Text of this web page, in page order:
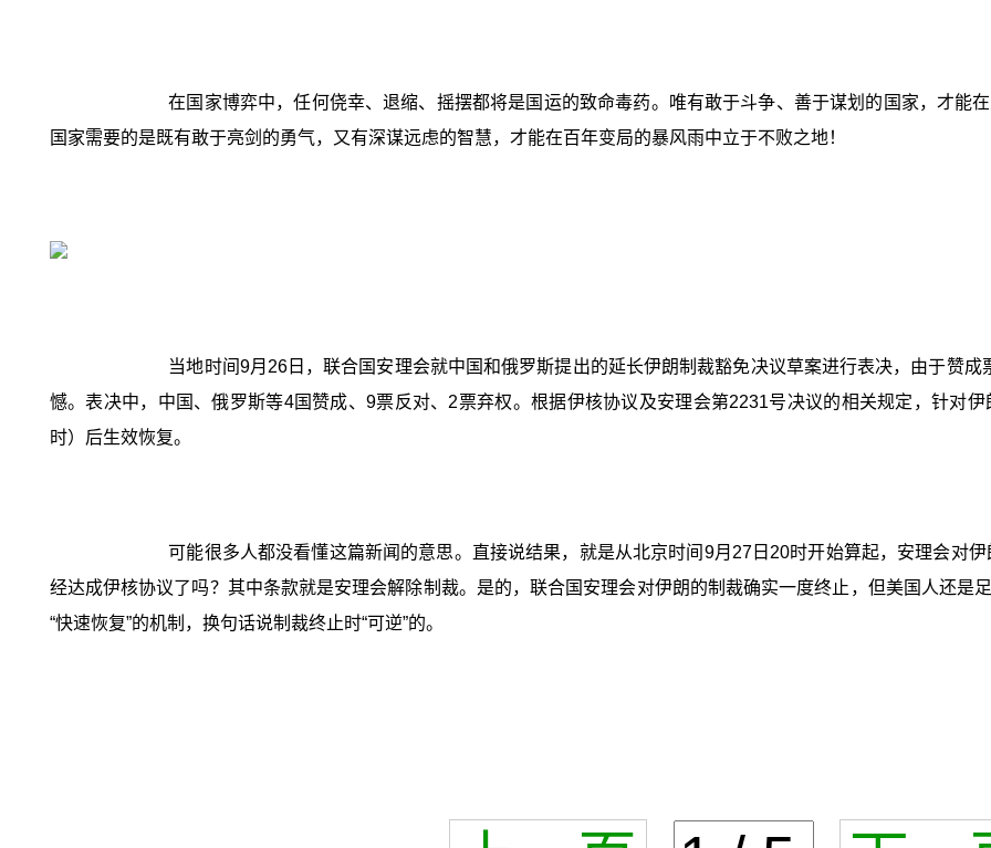
在国家博弈中，任何侥幸、退缩、摇摆都将是国运的致命毒药。唯有敢于斗争、善于谋划的国家，才能
国家需要的是既有敢于亮剑的勇气，又有深谋远虑的智慧，才能在百年变局的暴风雨中立于不败之地！
当地时间9月26日，联合国安理会就中国和俄罗斯提出的延长伊朗制裁豁免决议草案进行表决，由于赞
憾。表决中，中国、俄罗斯等4国赞成、9票反对、2票弃权。根据伊核协议及安理会第2231号决议的相关规定，针对
时）后生效恢复。
可能很多人都没看懂这篇新闻的意思。直接说结果，就是从北京时间9月27日20时开始算起，安理会对
经达成伊核协议了吗？其中条款就是安理会解除制裁。是的，联合国安理会对伊朗的制裁确实一度终止，但美国人还是
“快速恢复”的机制，换句话说制裁终止时“可逆”的。